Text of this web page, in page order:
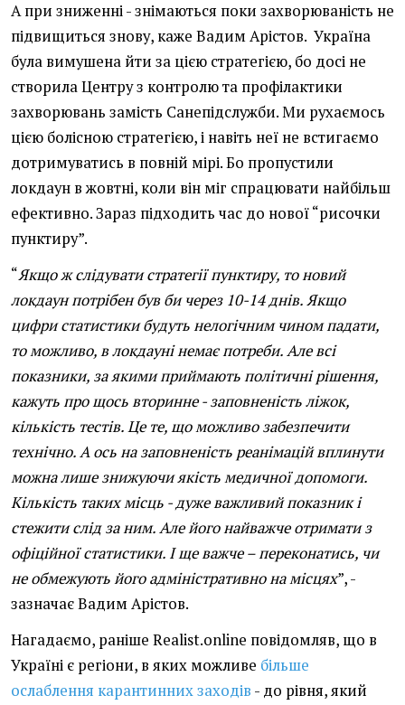
А при зниженні - знімаються поки захворюваність не
підвищиться знову, каже Вадим Арістов. Україна
була вимушена йти за цією стратегією, бо досі не
створила Центру з контролю та профілактики
захворювань замість Санепідслужби. Ми рухаємось
цією болісною стратегією, і навіть неї не встигаємо
дотримуватись в повній мірі. Бо пропустили
локдаун в жовтні, коли він міг спрацювати найбільш
ефективно. Зараз підходить час до нової “рисочки
пунктиру”.
“Якщо ж слідувати стратегії пунктиру, то новий
локдаун потрібен був би через 10-14 днів. Якщо
цифри статистики будуть нелогічним чином падати,
то можливо, в локдауні немає потреби. Але всі
показники, за якими приймають політичні рішення,
кажуть про щось вторинне - заповненість ліжок,
кількість тестів. Це те, що можливо забезпечити
технічно. А ось на заповненість реанімацій вплинути
можна лише знижуючи якість медичної допомоги.
Кількість таких місць - дуже важливий показник і
стежити слід за ним. Але його найважче отримати з
офіційної статистики. І ще важче – переконатись, чи
не обмежують його адміністративно на місцях”, -
зазначає Вадим Арістов.
Нагадаємо, раніше Realist.online повідомляв, що в
Україні є регіони, в яких можливе більше
ослаблення карантинних заходів - до рівня, який